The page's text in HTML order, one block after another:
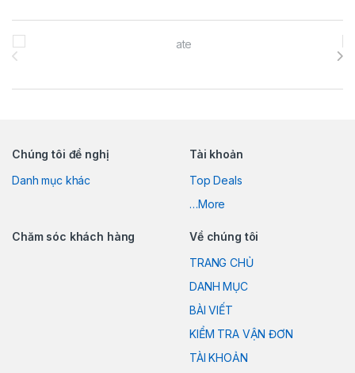
Brands Carousel
Chúng tôi đề nghị
Danh mục khác
Tài khoản
Top Deals
…More
Chăm sóc khách hàng
Về chúng tôi
TRANG CHỦ
DANH MỤC
BÀI VIẾT
KIỂM TRA VẬN ĐƠN
TÀI KHOẢN